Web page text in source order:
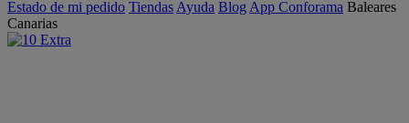
Estado de mi pedido Tiendas Ayuda Blog App Conforama Baleares
Canarias